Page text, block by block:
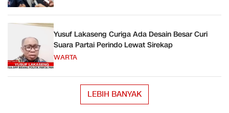
Yusuf Lakaseng Curiga Ada Desain Besar Curi
Suara Partai Perindo Lewat Sirekap
WARTA
LEBIH BANYAK